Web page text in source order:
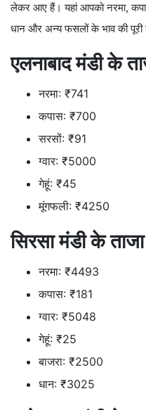
लेकर आए हैं। यहां आपको नरमा,
धान और अन्य फसलों के भाव की पूरी
एलनाबाद मंडी के
नरमा: ₹741
कपास: ₹700
सरसों: ₹91
ग्वार: ₹5000
गेहूं: ₹45
मूंगफली: ₹4250
सिरसा मंडी के
नरमा: ₹4493
कपास: ₹181
ग्वार: ₹5048
गेहूं: ₹25
बाजरा: ₹2500
धान: ₹3025